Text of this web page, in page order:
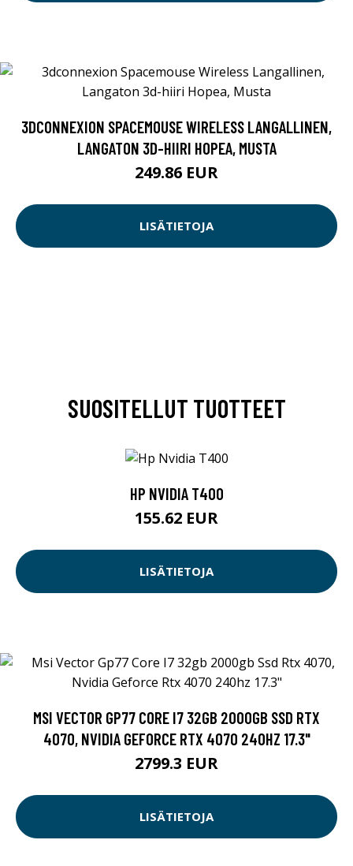
3DCONNEXION SPACEMOUSE WIRELESS LANGALLINEN,
LANGATON 3D-HIIRI HOPEA, MUSTA
249.86 EUR
LISÄTIETOJA
SUOSITELLUT TUOTTEET
HP NVIDIA T400
155.62 EUR
LISÄTIETOJA
MSI VECTOR GP77 CORE I7 32GB 2000GB SSD RTX
4070, NVIDIA GEFORCE RTX 4070 240HZ 17.3"
2799.3 EUR
LISÄTIETOJA